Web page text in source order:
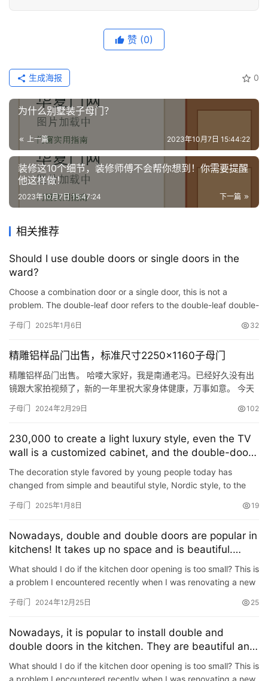
门
门
安
装
安
装
修
门
业
资
讯
系
我
们
登录
赞 (0)
0
生成海报
为什么别墅装子母门？
上一篇 2023年10月7日 15:44:22
装修这10个细节，装修师傅不会帮你想到！你需要提醒
他这样做！
下一篇
2023年10月7日 15:47:24
相关推荐
Should I use double doors or single doors in the
ward?
Choose a combination door or a single door, this is not a
problem. The double-leaf door refers to the double-leaf double-
子母门 2025年1月6日 32
精雕铝样品门出售，标准尺寸2250×1160子母门
精雕铝样品门出售。 哈喽大家好，我是南通老冯。已经好久没有出
镜跟大家拍视频了，新的一年里祝大家身体健康，万事如意。 今天
堂样品门给重新换掉，所以这堂样品门会比较价格优惠的出售给需
套门的尺寸是标准的子母门，2250乘以1160的精雕铝的子母门。…
子母门 2024年2月29日 102
230,000 to create a light luxury style, even the TV
wall is a customized cabinet, and the double-door
entrance hall is comparable to a cloakroom
The decoration style favored by young people today has
changed from simple and beautiful style, Nordic style, to the
子母门 2025年1月8日 19
Nowadays, double and double doors are popular in
kitchens! It takes up no space and is beautiful.
Smart people have installed it secretly!
What should I do if the kitchen door opening is too small? This is
a problem I encountered recently when I was renovating a new
子母门 2024年12月25日 25
Nowadays, it is popular to install double and
double doors in the kitchen. They are beautiful and
save space. Hurry up with the pace of fashion.
What should I do if the kitchen door opening is too small? This is